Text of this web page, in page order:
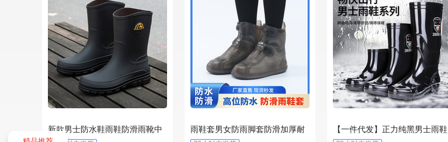
新款男士防水鞋雨鞋防滑雨靴中
雨鞋套男女防雨脚套防滑加厚耐
【一件代发】正力纯黑男士雨鞋